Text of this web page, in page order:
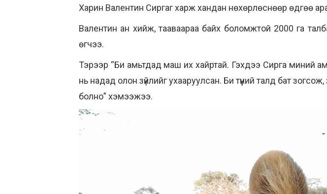
Харин Валентин Сиргаг харж хандан нөхөрлөснөөр өдгөө
Валентин ан хийж, тааваараа байх боломжтой 2000 га
өгчээ.
Тэрээр “Би амьтдад маш их хайртай. Гэхдээ Сирга миний
нь надад олон зүйлийг ухааруулсан. Би түүний талд бат
болно” хэмээжээ.